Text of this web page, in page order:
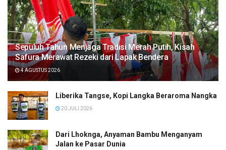
Sepuluh Tahun Menjaga Tradisi Merah Putih, Kisah
Safura Merawat Rezeki dari Lapak Bendera
4 AGUSTUS 2026
Liberika Tangse, Kopi Langka Beraroma Nangka
20 JULI 2026
Dari Lhoknga, Anyaman Bambu Menganyam
Jalan ke Pasar Dunia